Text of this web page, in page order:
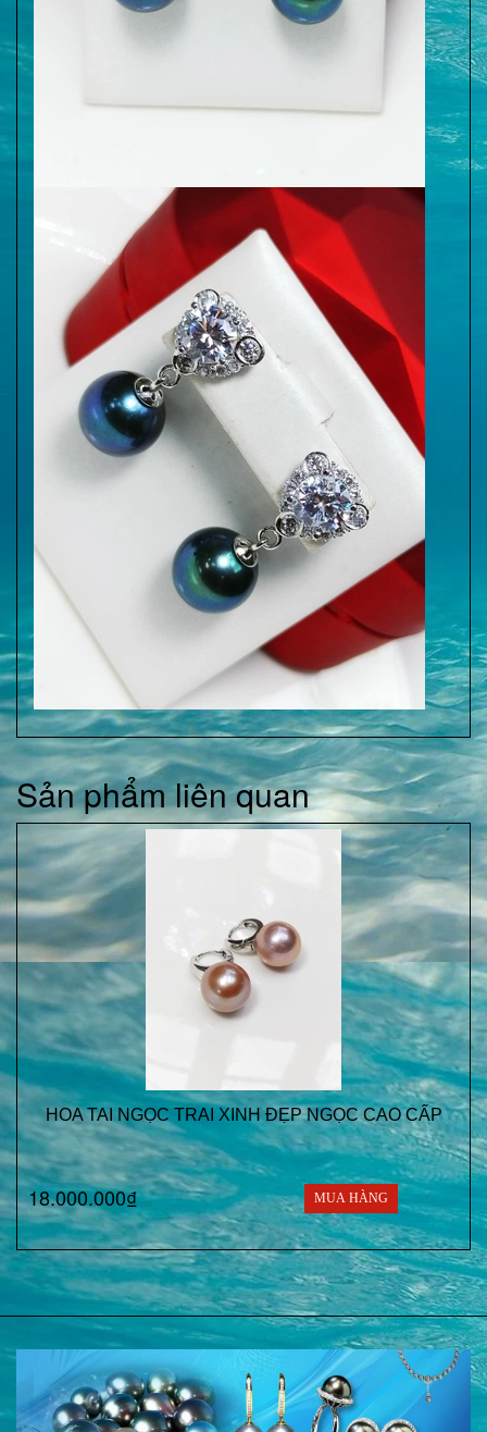
Sản phẩm liên quan
HOA TAI NGỌC TRAI XINH ĐẸP NGỌC CAO CẤP
18.000.000₫ MUA HÀNG